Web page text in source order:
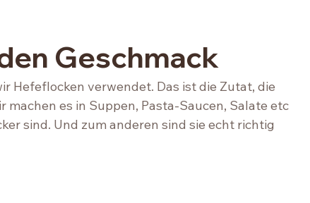
Geschmack
Hefeflocken verwendet. Das ist die Zutat, die
machen es in Suppen, Pasta-Saucen, Salate etc
sind. Und zum anderen sind sie echt richtig